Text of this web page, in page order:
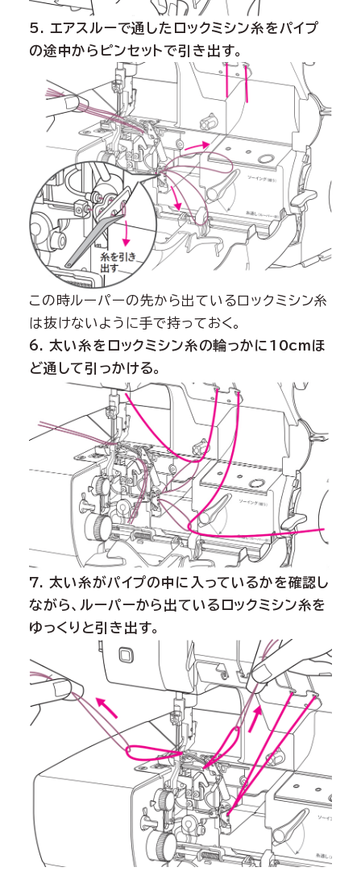
5. エアスルーで通したロックミシン糸をパイプ
の途中からピンセットで引き出す。
この時ルーパーの先から出ているロックミシン糸
は抜けないように手で持っておく。
6. 太い糸をロックミシン糸の輪っかに10cmほ
ど通して引っかける。
7. 太い糸がパイプの中に入っているかを確認し
ながら、ルーパーから出ているロックミシン糸を
ゆっくりと引き出す。